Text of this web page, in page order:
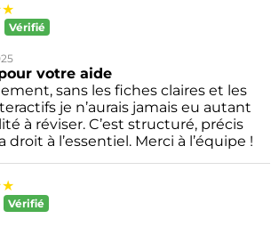
Vérifié
votre aide
sans les fiches claires et les
je n’aurais jamais eu autant
à réviser. C’est structuré, précis
droit à l’essentiel. Merci à l’équipe !
Vérifié